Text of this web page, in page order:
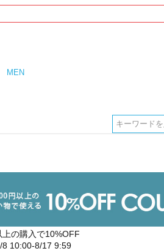
MEN
の購入で10%OFF
8 10:00-8/17 9:59